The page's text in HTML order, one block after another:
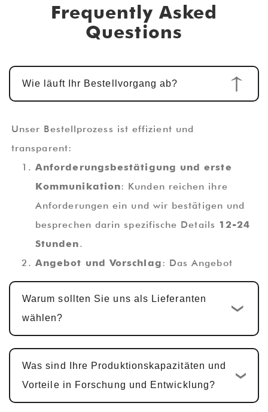
Frequently Asked
Questions
Wie läuft Ihr Bestellvorgang ab?
Unser Bestellprozess ist effizient und
transparent:
Anforderungsbestätigung und erste
Kommunikation: Kunden reichen ihre
Anforderungen ein und wir bestätigen und
besprechen darin spezifische Details 12-24
Stunden.
Angebot und Vorschlag: Das Angebot
wird innerhalb von abgeschlossen1-2
Werktage, zusammen mit einem
technischen Vorschlag.
Kundenspezifisches Design und
Warum sollten Sie uns als Lieferanten
wählen?
Was sind Ihre Produktionskapazitäten und
Vorteile in Forschung und Entwicklung?